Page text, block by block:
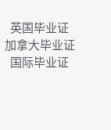
英国毕业证
加拿大毕业证
国际毕业证